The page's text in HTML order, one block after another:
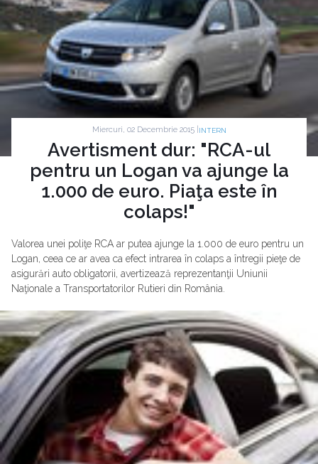
Miercuri, 02 Decembrie 2015 | INTERN
Avertisment dur: "RCA-ul
pentru un Logan va ajunge la
1.000 de euro. Piaţa este în
colaps!"
Valorea unei poliţe RCA ar putea ajunge la 1.000 de euro pentru un
Logan, ceea ce ar avea ca efect intrarea în colaps a întregii pieţe de
asigurări auto obligatorii, avertizează reprezentanţii Uniunii
Naţionale a Transportatorilor Rutieri din România.